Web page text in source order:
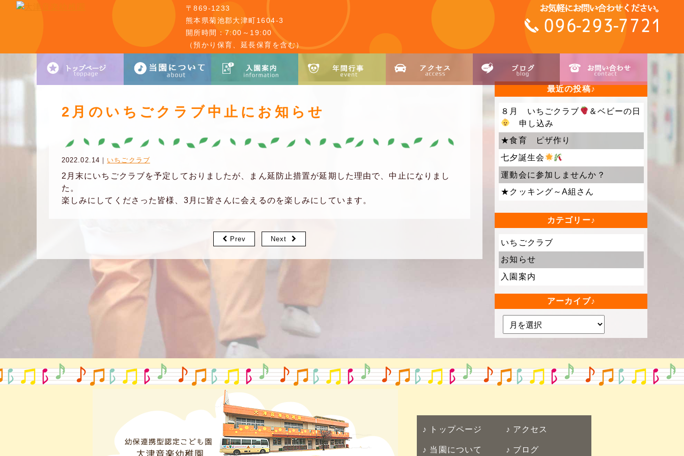
〒869-1233
熊本県菊池郡大津町1604-3
開所時間：7:00～19:00
（預かり保育、延長保育を含む）
2月のいちごクラブ中止にお知らせ
2022.02.14｜ いちごクラブ
2月末にいちごクラブを予定しておりましたが、まん延防止措置が延期した理由で、中止になりまし
た。
楽しみにしてくださった皆様、3月に皆さんに会えるのを楽しみにしています。
Prev Next
最近の投稿
８月 いちごクラブ
＆ベビーの日
申し込み
★食育 ピザ作り
七夕誕生会
運動会に参加しませんか？
★クッキング～A組さん
カテゴリー
いちごクラブ
お知らせ
入園案内
アーカイブ
トップページ アクセス
当園について ブログ